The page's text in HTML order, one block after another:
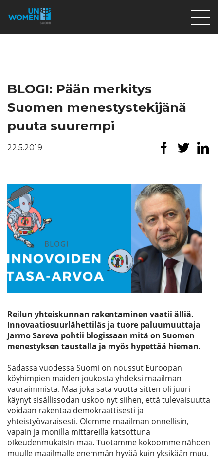
Lahjoita
Etsi
BLOGI: Pään merkitys
Suomen menestystekijänä
puuta suurempi
22.5.2019
Reilun yhteiskunnan rakentaminen vaatii älliä.
Innovaatiosuurlähettiläs ja tuore paluumuuttaja
Jarmo Sareva pohtii blogissaan mitä on Suomen
menestyksen taustalla ja myös hypettää hieman.
Sadassa vuodessa Suomi on noussut Euroopan
köyhimpien maiden joukosta yhdeksi maailman
vauraimmista. Maa joka sata vuotta sitten oli juuri
käynyt sisällissodan uskoo nyt siihen, että tulevaisuutta
voidaan rakentaa demokraattisesti ja
yhteistyövaraisesti. Olemme maailman onnellisin,
vapain ja monilla mittareilla katsottuna
oikeudenmukaisin maa. Tuotamme kokoomme nähden
muulle maailmalle enemmän hyvää kuin yksikään muu.